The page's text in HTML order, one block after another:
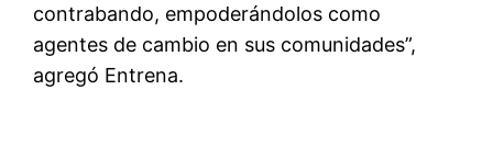
contrabando, empoderándolos como
agentes de cambio en sus comunidades”,
agregó Entrena.